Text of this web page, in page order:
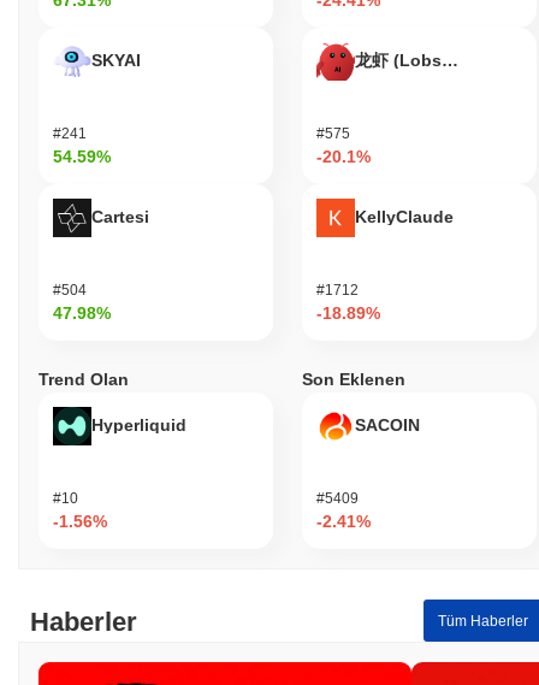
SKYAI
#241
54.59%
Cartesi
#504
47.98%
龙虾 (Lobster)
#575
-20.1%
KellyClaude
#1712
-18.89%
Trend Olan
Hyperliquid
#10
-1.56%
Son Eklenen
SACOIN
#5409
-2.41%
Haberler Tüm Haberler